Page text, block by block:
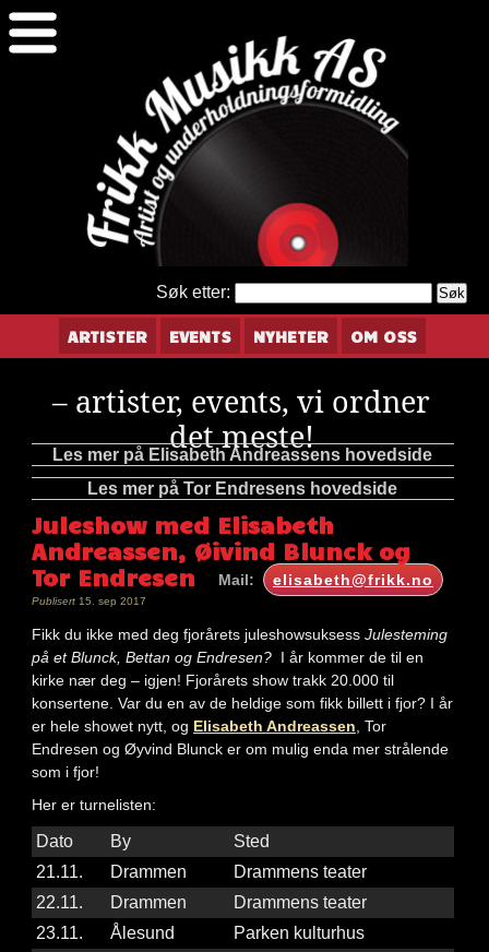
Søk etter:
ARTISTER EVENTS NYHETER OM OSS
– artister, events, vi ordner
det meste!
Les mer på Elisabeth Andreassens hovedside
Les mer på Tor Endresens hovedside
Juleshow med Elisabeth
Andreassen, Øivind Blunck og
Tor Endresen
elisabeth@frikk.no
Mail:
Publisert15. sep 2017
Fikk du ikke med deg fjorårets juleshowsuksess Julesteming
på et Blunck, Bettan og Endresen?I år kommer de til en
kirke nær deg – igjen! Fjorårets show trakk 20.000 til
konsertene. Var du en av de heldige som fikk billett i fjor? I år
er hele showet nytt, og Elisabeth Andreassen, Tor
Endresen og Øyvind Blunck er om mulig enda mer strålende
som i fjor!
Her er turnelisten:
Dato By
Sted
21.11.
Drammen
Drammens teater
22.11.
Drammen
Drammens teater
23.11.
Ålesund
Parken kulturhus